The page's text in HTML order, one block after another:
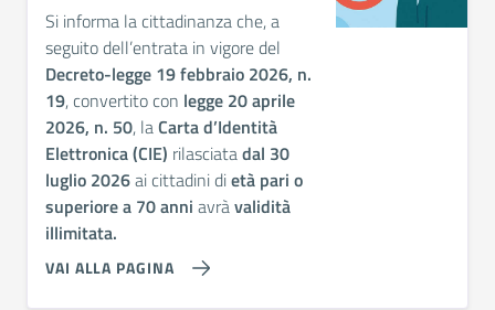
Si informa la cittadinanza che, a
seguito dell’entrata in vigore del
Decreto-legge 19 febbraio 2026, n.
19, convertito con legge 20 aprile
2026, n. 50, laCarta d’Identità
Elettronica (CIE) rilasciatadal 30
luglio 2026ai cittadini dietà pari o
superiore a 70 anni avràvalidità
illimitata.
VAI ALLA PAGINA